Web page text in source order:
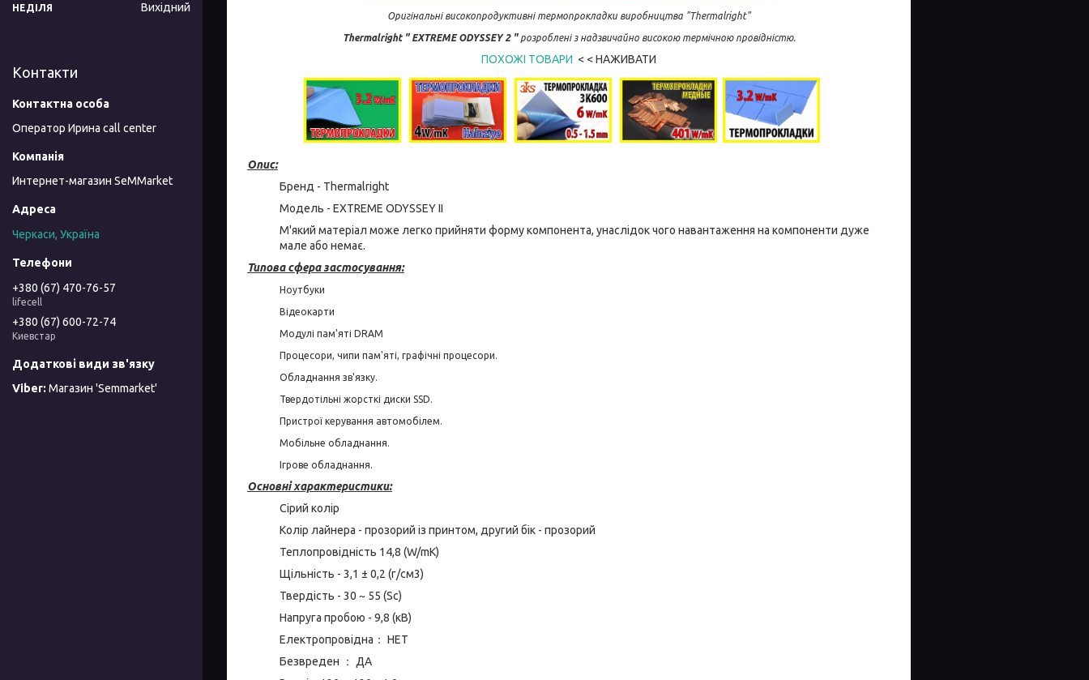
Оригінальні високопродуктивні термопрокладки виробництва "Thermalright"
Thermalright " EXTREME ODYSSEY 2 "розроблені з надзвичайно високою термічною провідністю.
ПОХОЖІ ТОВАРИ < < НАЖИВАТИ
Опис:
Бренд - Thermalright
Модель - EXTREME ODYSSEY II
М'який матеріал може легко прийняти форму компонента, унаслідок чого навантаження на компоненти дуже
мале або немає.
Типова сфера застосування:
Ноутбуки
Відеокарти
Модулі пам'яті DRAM
Процесори, чипи пам'яті, графічні процесори.
Обладнання зв'язку.
Твердотільні жорсткі диски SSD.
Пристрої керування автомобілем.
Мобільне обладнання.
Ігрове обладнання.
Основні характеристики:
Сірий колір
Колір лайнера - прозорий із принтом, другий бік - прозорий
Теплопровідність 14,8 (W/mK)
Щільність - 3,1 ± 0,2 (г/см3)
Твердість - 30 ~ 55 (Sc)
Напруга пробою - 9,8 (кВ)
Електропровідна： НЕТ
Безвреден ： ДА
НЕДІЛЯ Вихідний
Контакти
Оператор Ирина call center
Интернет-магазин SeMMarket
Черкаси, Україна
+380 (67) 470-76-57
lifecell
+380 (67) 600-72-74
Киевстар
Магазин 'Semmarket'